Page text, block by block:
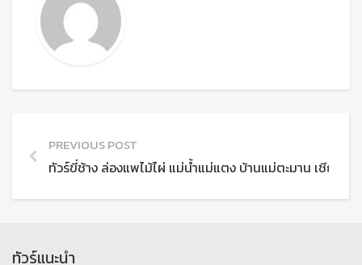
PREVIOUS POST
ทัวร์ขี่ช้าง ล่องแพไม้ไผ่ แม่น้ำแม่แตง บ้านแม่ตะมาน เชียงใหม่
ทัวร์แนะนำ